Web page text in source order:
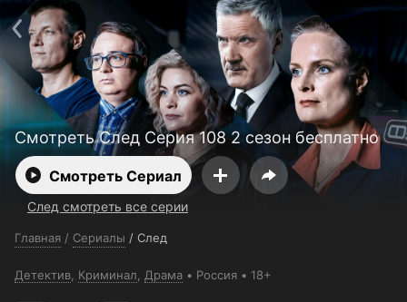
Смотреть След Серия 108 2 сезон бесплатно
Смотреть Сериал
След смотреть все серии
Главная / Сериалы / След
Детектив Криминал Драма Россия 18+
Поддержка:support@24h.tv
О сервисе
Пользовательское соглашение
Политика конфиденциальности
Для партнёров
Открыть приложение
Ввести промокод
Установить на ТВ
Бесплатные каналы Контакты